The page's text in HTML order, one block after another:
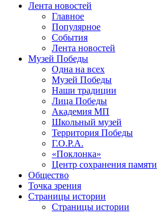
Лента новостей
Главное
Популярное
События
Лента новостей
Музей Победы
Одна на всех
Музей Победы
Наши традиции
Лица Победы
Академия МП
Школьный музей
Территория Победы
Г.О.Р.А.
«Поклонка»
Центр сохранения памяти
Общество
Точка зрения
Страницы истории
Страницы истории